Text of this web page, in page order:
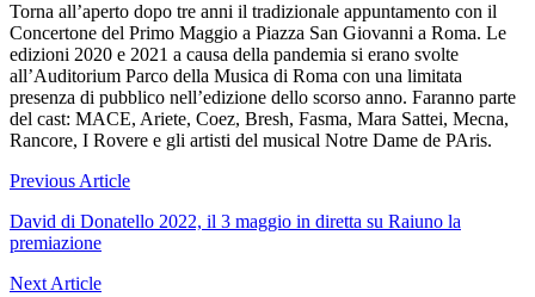
Torna all’aperto dopo tre anni il tradizionale appuntamento con il
Concertone del Primo Maggio a Piazza San Giovanni a Roma. Le
edizioni 2020 e 2021 a causa della pandemia si erano svolte
all’Auditorium Parco della Musica di Roma con una limitata
presenza di pubblico nell’edizione dello scorso anno. Faranno parte
del cast: MACE, Ariete, Coez, Bresh, Fasma, Mara Sattei, Mecna,
Rancore, I Rovere e gli artisti del musical Notre Dame de PAris.
Navigazione
articoli
Previous Article
David di Donatello 2022, il 3 maggio in diretta su Raiuno la
premiazione
Next Article